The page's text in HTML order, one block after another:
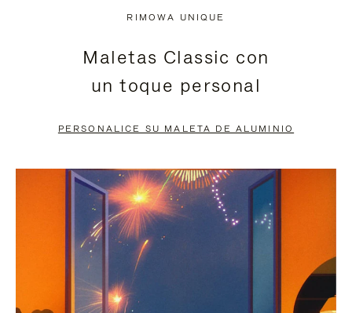
PAUSADO,
PULSE
PARA
ESTÁ
DESACTIVADO:
PULSE
ACTIVARLO.
RIMOWA UNIQUE
Maletas Classic con
un toque personal
PERSONALICE SU MALETA DE ALUMINIO